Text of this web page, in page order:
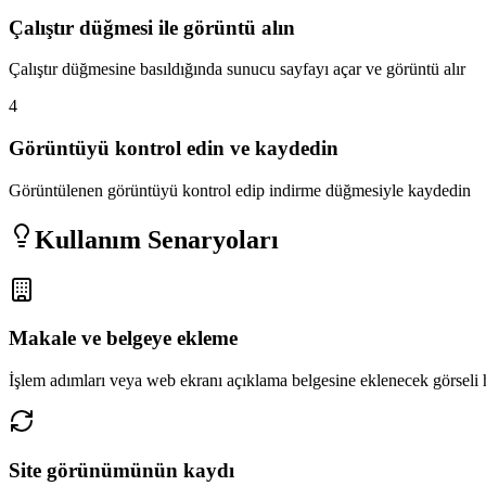
Çalıştır düğmesi ile görüntü alın
Çalıştır düğmesine basıldığında sunucu sayfayı açar ve görüntü alır
4
Görüntüyü kontrol edin ve kaydedin
Görüntülenen görüntüyü kontrol edip indirme düğmesiyle kaydedin
Kullanım Senaryoları
Makale ve belgeye ekleme
İşlem adımları veya web ekranı açıklama belgesine eklenecek görseli
Site görünümünün kaydı